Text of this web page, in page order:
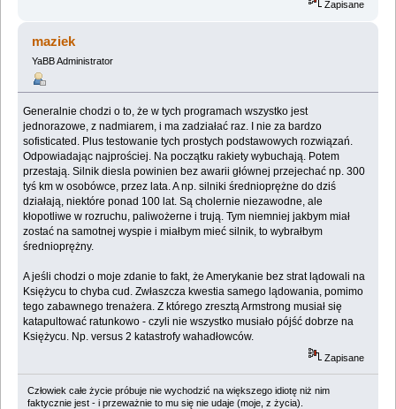
Zapisane
maziek
YaBB Administrator
Generalnie chodzi o to, że w tych programach wszystko jest
jednorazowe, z nadmiarem, i ma zadziałać raz. I nie za bardzo
sofisticated. Plus testowanie tych prostych podstawowych rozwiązań.
Odpowiadając najprościej. Na początku rakiety wybuchają. Potem
przestają. Silnik diesla powinien bez awarii głównej przejechać np. 300
tyś km w osobówce, przez lata. A np. silniki średnioprężne do dziś
działają, niektóre ponad 100 lat. Są cholernie niezawodne, ale
kłopotliwe w rozruchu, paliwożerne i trują. Tym niemniej jakbym miał
zostać na samotnej wyspie i miałbym mieć silnik, to wybrałbym
średnioprężny.
A jeśli chodzi o moje zdanie to fakt, że Amerykanie bez strat lądowali na
Księżycu to chyba cud. Zwłaszcza kwestia samego lądowania, pomimo
tego zabawnego trenażera. Z którego zresztą Armstrong musiał się
katapultować ratunkowo - czyli nie wszystko musiało pójść dobrze na
Księżycu. Np. versus 2 katastrofy wahadłowców.
Zapisane
Człowiek całe życie próbuje nie wychodzić na większego idiotę niż nim
faktycznie jest - i przeważnie to mu się nie udaje (moje, z życia).